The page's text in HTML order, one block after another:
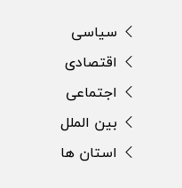
سیاسی
اقتصادی
اجتماعی
بین الملل
استان ها